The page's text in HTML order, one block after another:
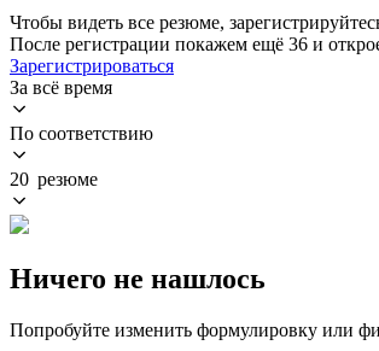
Чтобы видеть все резюме,
После регистрации покажем ещё 36 и
Зарегистрироваться
За всё время
По соответствию
20 резюме
Ничего не нашлось
Попробуйте изменить формулировку или